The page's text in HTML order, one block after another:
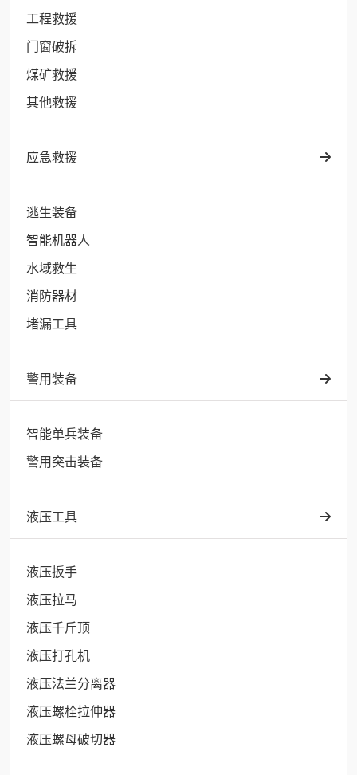
工程救援
门窗破拆
煤矿救援
其他救援
应急救援
逃生装备
智能机器人
水域救生
消防器材
堵漏工具
警用装备
智能单兵装备
警用突击装备
液压工具
液压扳手
液压拉马
液压千斤顶
液压打孔机
液压法兰分离器
液压螺栓拉伸器
液压螺母破切器